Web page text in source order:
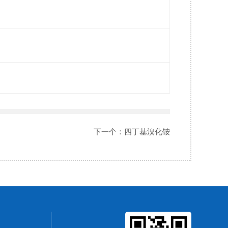
下一个： 四丁基溴化铵